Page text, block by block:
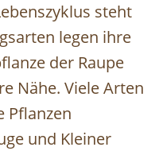
steht
legen ihre
der Raupe
Nähe. Viele Arten
Pflanzen
und Kleiner